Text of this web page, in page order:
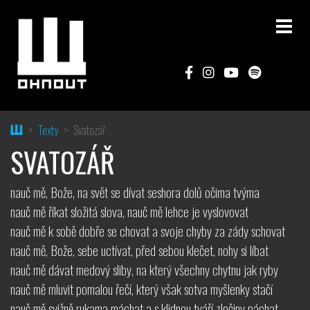
HomeTexty Svatozář
SVATOZÁŘ
nauč mě, Bože, na svět se dívat seshora dolů očima tvýma
nauč mě říkat složitá slova, nauč mě lehce je vyslovovat
nauč mě k sobě dobře se chovat a svoje chyby za zády schovat
nauč mě, Bože, sebe uctívat, před sebou klečet, nohy si líbat
nauč mě dávat medový sliby, na který všechny chytnu jak ryby
nauč mě mluvit pomalou řečí, který však sotva myšlenky stačí